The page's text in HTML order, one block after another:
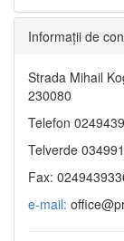
Informaţii de
Strada Mihail
230080
Telefon
Telverde
Fax:
e-mail: